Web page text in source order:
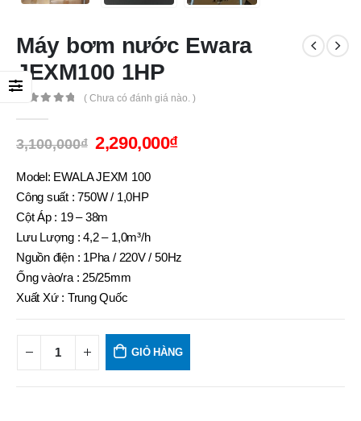
Máy bơm nước Ewara
JEXM100 1HP
( Chưa có đánh giá nào. )
3,100,000₫ 2,290,000₫
Model: EWALA JEXM 100
Công suất : 750W / 1,0HP
Cột Áp : 19 – 38m
Lưu Lượng : 4,2 – 1,0m³/h
Nguồn điện : 1Pha / 220V / 50Hz
Ống vào/ra : 25/25mm
Xuất Xứ : Trung Quốc
GIỎ HÀNG